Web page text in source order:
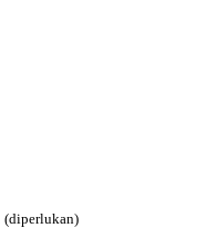
(diperlukan)